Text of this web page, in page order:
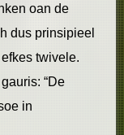
oan de
dus prinsipieel
twivele.
“De
in